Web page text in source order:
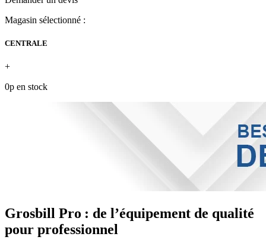
Magasin sélectionné :
CENTRALE
+
0p en stock
Grosbill Pro : de l’équipement de qualité
pour professionnel